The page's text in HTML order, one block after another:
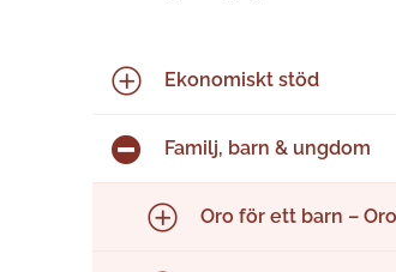
Ekonomiskt stöd
Familj, barn & ungdom
Oro för ett barn –